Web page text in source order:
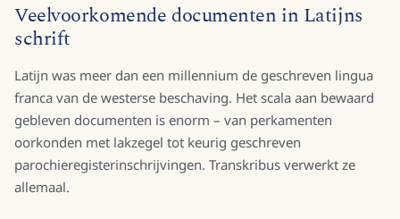
Veelvoorkomende documenten in Latijns
schrift
Latijn was meer dan een millennium de geschreven lingua
franca van de westerse beschaving. Het scala aan bewaard
gebleven documenten is enorm – van perkamenten
oorkonden met lakzegel tot keurig geschreven
parochieregisterinschrijvingen. Transkribus verwerkt ze
allemaal.